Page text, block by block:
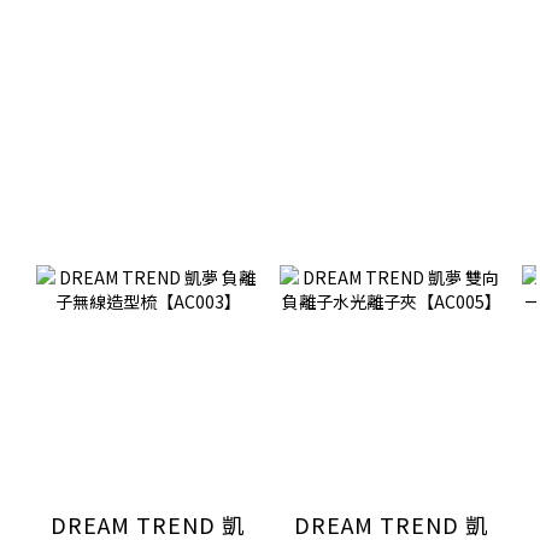
DREAM TREND 凱 DREAM TREND 凱